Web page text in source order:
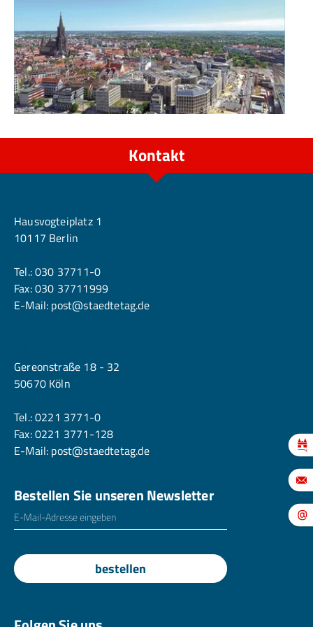
Kontakt
Hausvogteiplatz 1
10117 Berlin
Tel.:030 37711-0
Fax: 030 37711999
E-Mail: post@staedtetag.de
Gereonstraße 18 - 32
50670 Köln
Tel.:0221 3771-0
Fax: 0221 3771-128
E-Mail: post@staedtetag.de
Bestellen Sie unseren Newsletter
E-Mailadresse
bestellen